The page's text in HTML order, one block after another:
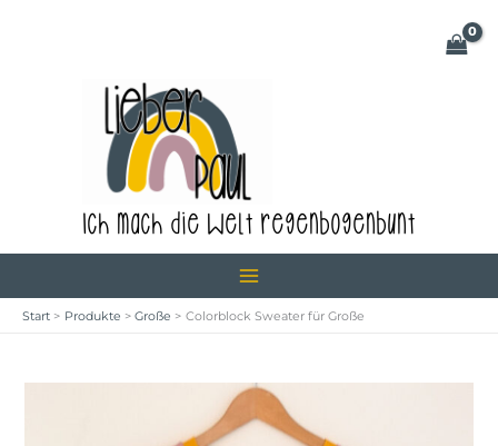
Ich mach die Welt regenbogenbunt
Start Produkte Große Colorblock Sweater für Große